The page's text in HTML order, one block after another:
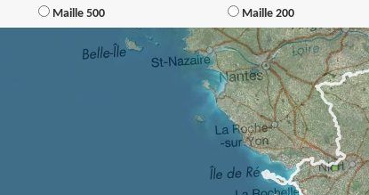
Maille 500 Maille 200